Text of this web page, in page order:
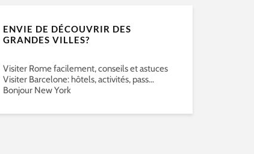
ENVIE DE DÉCOUVRIR DES
GRANDES VILLES?
Visiter Rome facilement, conseils et astuces
Visiter Barcelone: hôtels, activités, pass…
Bonjour New York